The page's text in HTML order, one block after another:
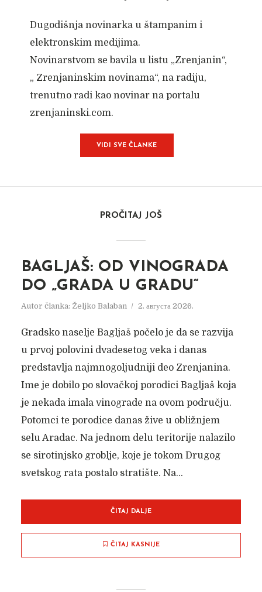
Dugodišnja novinarka u štampanim i
elektronskim medijima.
Novinarstvom se bavila u listu „Zrenjanin“,
„ Zrenjaninskim novinama“, na radiju,
trenutno radi kao novinar na portalu
zrenjaninski.com.
VIDI SVE ČLANKE
PROČITAJ JOŠ
BAGLJAŠ: OD VINOGRADA
DO „GRADA U GRADU“
Autor članka: Željko Balaban 2. августа 2026.
Gradsko naselje Bagljaš počelo je da se razvija
u prvoj polovini dvadesetog veka i danas
predstavlja najmnogoljudniji deo Zrenjanina.
Ime je dobilo po slovačkoj porodici Bagljaš koja
je nekada imala vinograde na ovom području.
Potomci te porodice danas žive u obližnjem
selu Aradac. Na jednom delu teritorije nalazilo
se sirotinjsko groblje, koje je tokom Drugog
svetskog rata postalo stratište. Na...
ČITAJ DALJE
ČITAJ KASNIJE